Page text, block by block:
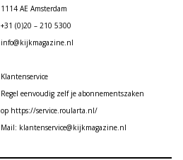
1114 AE Amsterdam
+31 (0)20 – 210 5300
info@kijkmagazine.nl
Klantenservice
Regel eenvoudig zelf je abonnementszaken
op https://service.roularta.nl/
Mail: klantenservice@kijkmagazine.nl